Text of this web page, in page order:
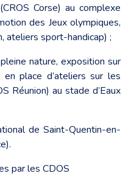
Corse) au complexe
des Jeux olympiques,
ateliers sport-handicap) ;
nature, exposition sur
place d’ateliers sur les
Réunion) au stade d’Eaux
de Saint-Quentin-en-
par les CDOS